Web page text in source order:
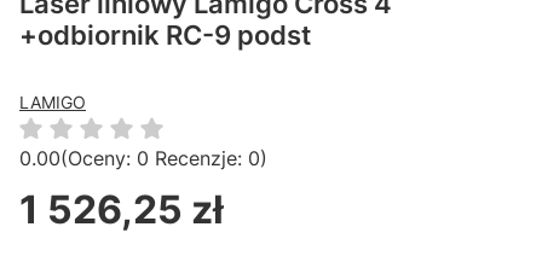
+odbiornik RC-9 podst
LAMIGO
0.00(Oceny: 0 Recenzje: 0)
Cena
1 526,25 zł